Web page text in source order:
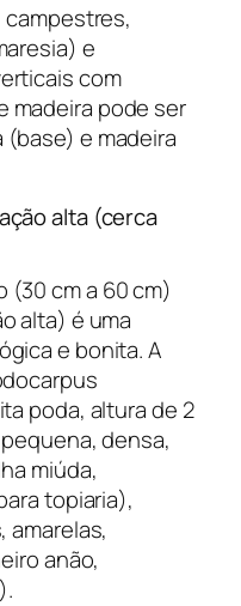
campestres,
e
com
madeira pode ser
e madeira
alta (cerca
(30 cm a 60 cm)
alta) é uma
e bonita. A
poda, altura de 2
densa,
miúda,
topiaria),
amarelas,
anão,